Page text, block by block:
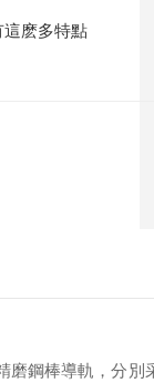
麽多特點
鋼棒導軌，分別